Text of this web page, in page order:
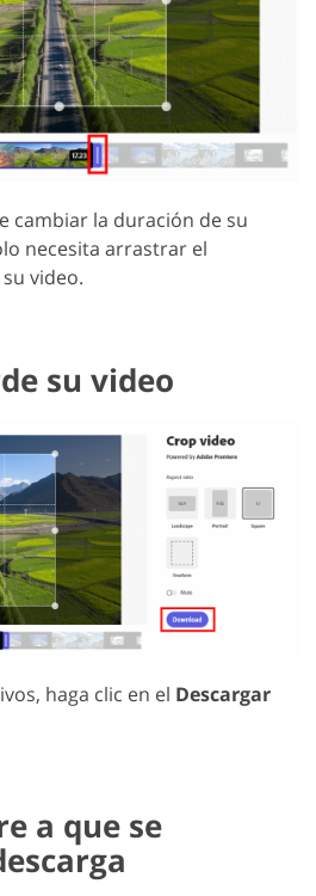
cambiar la duración de su
necesita arrastrar el
video.
su video
haga clic en el Descargar
a que se